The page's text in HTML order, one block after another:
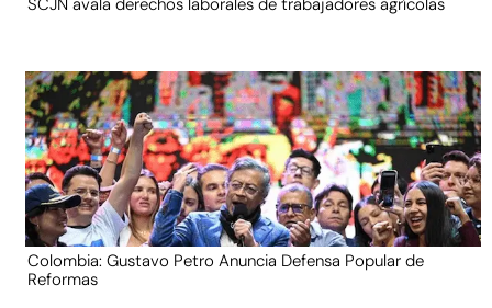
Colombia: Gustavo Petro Anuncia Defensa Popular de
Reformas